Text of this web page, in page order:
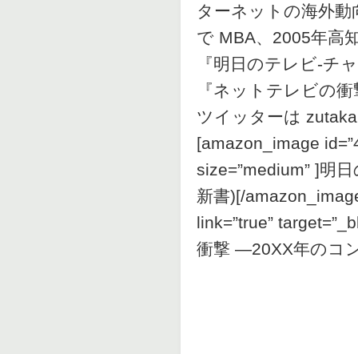
ターネットの海外
で MBA、2005年高
『明日のテレビ-チ
『ネットテレビの
ツイッターは zutaka
[amazon_image
size=”medium” ]明
新書)[/
link=”true”
衝撃 ―20XX年のコ